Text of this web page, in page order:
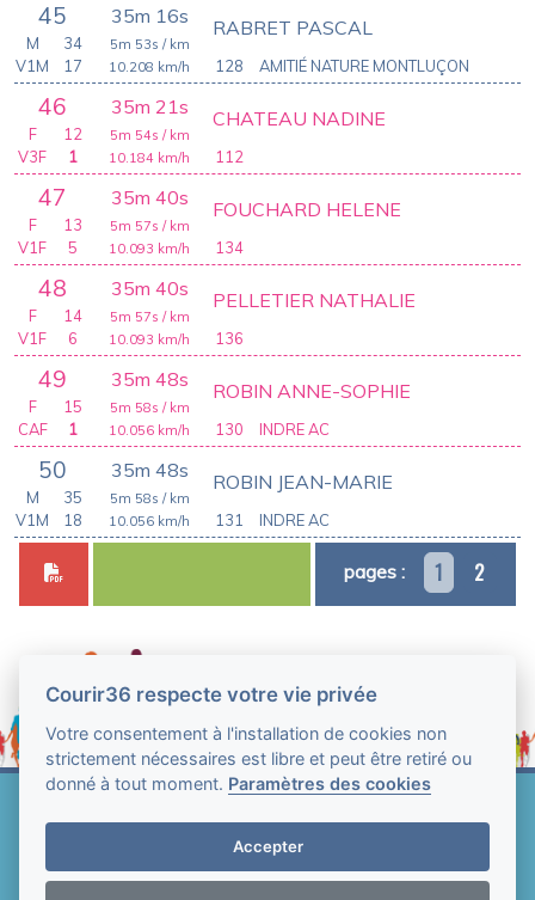
45 35m 16s
128
RABRET PASCAL
5m 53s / km
10.208 km/h
M
34
V1M
17 AMITIÉ NATURE MONTLUÇON
46 35m 21s
112
CHATEAU NADINE
5m 54s / km
10.184 km/h
F
12
V3F
1
47 35m 40s
134
FOUCHARD HELENE
5m 57s / km
10.093 km/h
F
13
V1F
5
48 35m 40s
136
PELLETIER NATHALIE
5m 57s / km
10.093 km/h
F
14
V1F
6
49 35m 48s
130
ROBIN ANNE-SOPHIE
5m 58s / km
10.056 km/h
F
15
CAF
1 INDRE AC
50 35m 48s
131
ROBIN JEAN-MARIE
5m 58s / km
10.056 km/h
M
35
V1M
18 INDRE AC
pages : 1 2
2004-2026
Mentions légales et conditions générales
Courir36 respecte votre vie privée
Votre consentement à l'installation de cookies non
strictement nécessaires est libre et peut être retiré ou
donné à tout moment. Paramètres des cookies
Accepter